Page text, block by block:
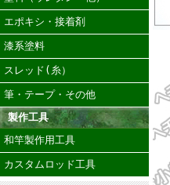
エポキシ・接着剤
漆系塗料
スレッド(糸）
筆・テープ・その他
製作工具
和竿製作用工具
カスタムロッド工具